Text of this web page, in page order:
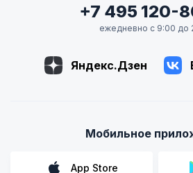
+7 495 120-
ежедневно с 9:00 до
Яндекс.Дзен
Мобильное
App Store